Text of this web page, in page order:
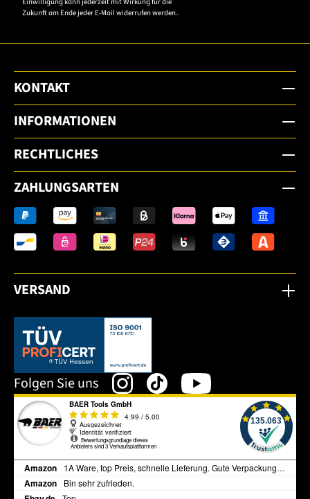
Zukunft am Ende jeder E-Mail widerrufen werden..
KONTAKT
INFORMATIONEN
RECHTLICHES
ZAHLUNGSARTEN
VERSAND
Dieser Link öffnet sich in einem neuen Tab.
Folgen Sie uns